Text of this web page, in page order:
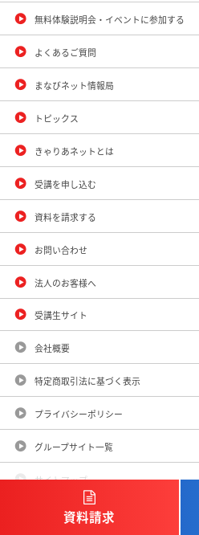
無料体験説明会・イベントに参加する
よくあるご質問
まなびネット情報局
トピックス
きゃりあネットとは
受講を申し込む
資料を請求する
お問い合わせ
法人のお客様へ
受講生サイト
会社概要
特定商取引法に基づく表示
プライバシーポリシー
グループサイト一覧
サイトマップ
サイトのご利用について
資料請求